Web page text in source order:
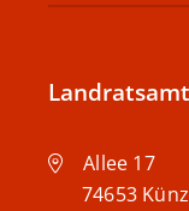
Allee 17
74653